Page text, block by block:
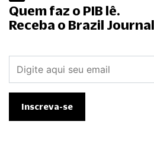
Quem faz o PIB lê.
Receba o Brazil